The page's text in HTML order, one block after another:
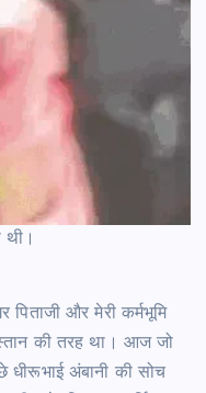
थी।
और मेरी कर्मभूमि
की तरह था। आज जो
अंबानी की सोच